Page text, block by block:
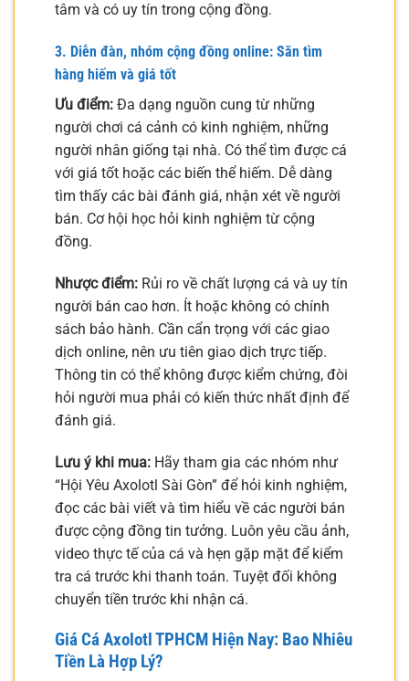
tâm và có uy tín trong cộng đồng.
3. Diễn đàn, nhóm cộng đồng online: Săn tìm
hàng hiếm và giá tốt
Ưu điểm: Đa dạng nguồn cung từ những
người chơi cá cảnh có kinh nghiệm, những
người nhân giống tại nhà. Có thể tìm được cá
với giá tốt hoặc các biến thể hiếm. Dễ dàng
tìm thấy các bài đánh giá, nhận xét về người
bán. Cơ hội học hỏi kinh nghiệm từ cộng
đồng.
Nhược điểm: Rủi ro về chất lượng cá và uy tín
người bán cao hơn. Ít hoặc không có chính
sách bảo hành. Cần cẩn trọng với các giao
dịch online, nên ưu tiên giao dịch trực tiếp.
Thông tin có thể không được kiểm chứng, đòi
hỏi người mua phải có kiến thức nhất định để
đánh giá.
Lưu ý khi mua: Hãy tham gia các nhóm như
“Hội Yêu Axolotl Sài Gòn” để hỏi kinh nghiệm,
đọc các bài viết và tìm hiểu về các người bán
được cộng đồng tin tưởng. Luôn yêu cầu ảnh,
video thực tế của cá và hẹn gặp mặt để kiểm
tra cá trước khi thanh toán. Tuyệt đối không
chuyển tiền trước khi nhận cá.
Giá Cá Axolotl TPHCM Hiện Nay: Bao Nhiêu
Tiền Là Hợp Lý?